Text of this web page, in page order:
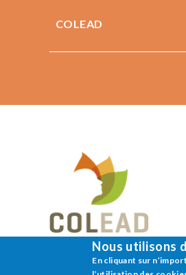
COLEAD
Nous utilisons
En cliquant sur